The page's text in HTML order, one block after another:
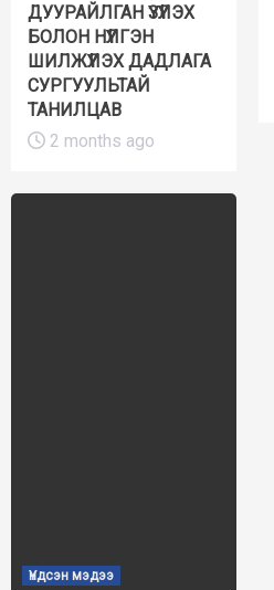
ДУУРАЙЛГАН ҮЗҮҮЛЭХ
БОЛОН НҮҮЛГЭН
ШИЛЖҮҮЛЭХ ДАДЛАГА
СУРГУУЛЬТАЙ
ТАНИЛЦАВ
2 months ago
Үндсэн мэдээ